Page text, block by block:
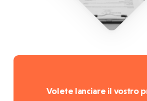
Volete lanciare il vostro